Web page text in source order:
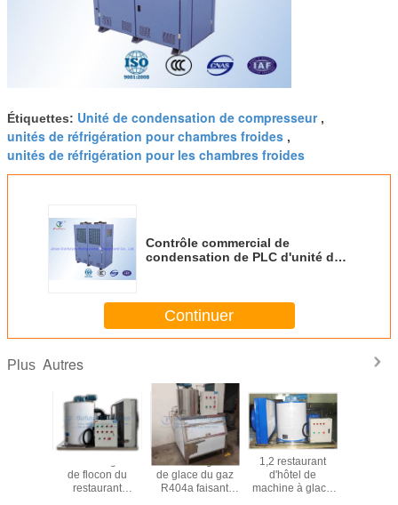
Étiquettes: Unité de condensation de compresseur,
unités de réfrigération pour chambres froides ,
unités de réfrigération pour les chambres froides
Contrôle commercial de
condensation de PLC d'unité de
Continuer
Plus Autres
de flocon du
restaurant
Flocon réfrigérant
de glace du gaz
R404a faisant
1,2 restaurant
d'hôtel de
machine à glace